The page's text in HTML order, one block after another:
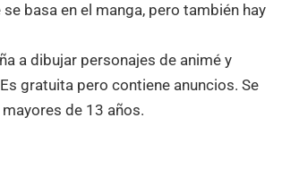
basa en el manga, pero también hay
a dibujar personajes de animé y
gratuita pero contiene anuncios. Se
de 13 años.